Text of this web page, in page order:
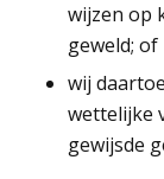
wijzen op
geweld; of
wij
wettelijke
gewijsde